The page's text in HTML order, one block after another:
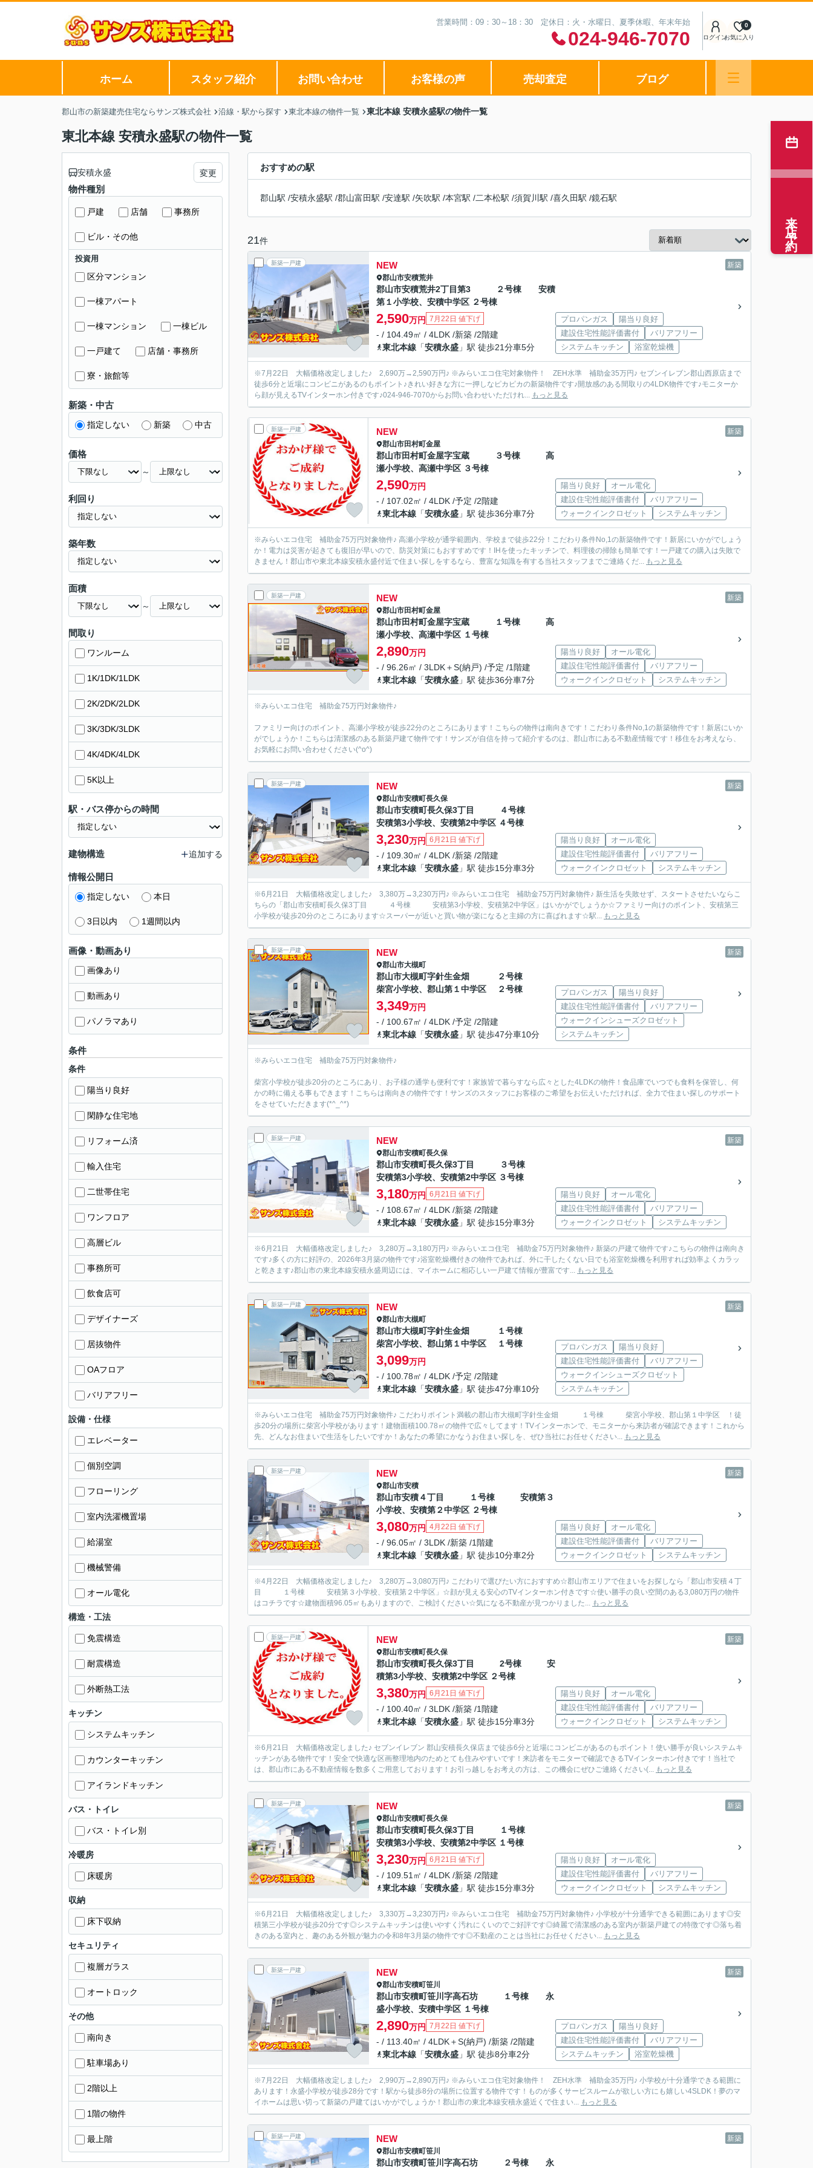
営業時間：09：30～18：30 定休日：火・水曜日、夏季休暇、年末年始
024-946-7070 ログインお気に入り
0
ホーム スタッフ紹介 お問い合わせ お客様の声 売却査定 ブログ
郡山市の新築建売住宅ならサンズ株式会社 沿線・駅から探す 東北本線の物件一覧 東北本線 安積永盛駅の物件一覧
東北本線 安積永盛駅の物件一覧
おすすめの駅
郡山駅 /安積永盛駅 /郡山富田駅 /安達駅 /矢吹駅 /本宮駅 /二本松駅 /須賀川駅 /喜久田駅 /鏡石駅
21件
新築一戸建 新築
NEW
郡山市安積荒井
郡山市安積荒井2丁目第3 ２号棟 安積
第１小学校、安積中学区 ２号棟
2,590万円 7月22日 値下げ
- / 104.49㎡ / 4LDK /新築 /2階建
東北本線 「安積永盛 」駅 徒歩21分車5分
プロパンガス
陽当り良好
建設住宅性能評価書付
バリアフリー
システムキッチン
浴室乾燥機
※7月22日 大幅価格改定しました♪ 2,690万→2,590万円♪ ※みらいエコ住宅対象物件！ ZEH水準 補助金35万円♪ セブンイレブン郡山西原店まで
徒歩6分と近場にコンビニがあるのもポイント♪きれい好きな方に一押しなピカピカの新築物件です♪開放感のある間取りの4LDK物件です♪モニターか
ら顔が見えるTVインターホン付きです♪024-946-7070からお問い合わせいただけれ... もっと見る
新築一戸建 新築
NEW
郡山市田村町金屋
郡山市田村町金屋字宝蔵 ３号棟 高
瀬小学校、高瀬中学区 ３号棟
2,590万円
- / 107.02㎡ / 4LDK /予定 /2階建
東北本線 「安積永盛 」駅 徒歩36分車7分
陽当り良好
オール電化
建設住宅性能評価書付
バリアフリー
ウォークインクロゼット
システムキッチン
※みらいエコ住宅 補助金75万円対象物件♪ 高瀬小学校が通学範囲内、学校まで徒歩22分！こだわり条件No,1の新築物件です！新居にいかがでしょう
か！電力は災害が起きても復旧が早いので、防災対策にもおすすめです！IHを使ったキッチンで、料理後の掃除も簡単です！一戸建ての購入は失敗で
きません！郡山市や東北本線安積永盛付近で住まい探しをするなら、豊富な知識を有する当社スタッフまでご連絡くだ... もっと見る
新築一戸建 新築
NEW
郡山市田村町金屋
郡山市田村町金屋字宝蔵 １号棟 高
瀬小学校、高瀬中学区 １号棟
2,890万円
- / 96.26㎡ / 3LDK＋S(納戸) /予定 /1階建
東北本線 「安積永盛 」駅 徒歩36分車7分
陽当り良好
オール電化
建設住宅性能評価書付
バリアフリー
ウォークインクロゼット
システムキッチン
※みらいエコ住宅 補助金75万円対象物件♪
ファミリー向けのポイント、高瀬小学校が徒歩22分のところにあります！こちらの物件は南向きです！こだわり条件No,1の新築物件です！新居にいか
がでしょうか！こちらは清潔感のある新築戸建て物件です！サンズが自信を持って紹介するのは、郡山市にある不動産情報です！移住をお考えなら、
お気軽にお問い合わせください(^o^)
新築一戸建 新築
NEW
郡山市安積町長久保
郡山市安積町長久保3丁目 ４号棟
安積第3小学校、安積第2中学区 ４号棟
3,230万円 6月21日 値下げ
- / 109.30㎡ / 4LDK /新築 /2階建
東北本線 「安積永盛 」駅 徒歩15分車3分
陽当り良好
オール電化
建設住宅性能評価書付
バリアフリー
ウォークインクロゼット
システムキッチン
※6月21日 大幅価格改定しました♪ 3,380万→3,230万円♪ ※みらいエコ住宅 補助金75万円対象物件♪ 新生活を失敗せず、スタートさせたいならこ
ちらの「郡山市安積町長久保3丁目 ４号棟 安積第3小学校、安積第2中学区」はいかがでしょうか☆ファミリー向けのポイント、安積第三
小学校が徒歩20分のところにあります☆スーパーが近いと買い物が楽になると主婦の方に喜ばれます☆駅... もっと見る
新築一戸建 新築
NEW
郡山市大槻町
郡山市大槻町字針生金畑 ２号棟
柴宮小学校、郡山第１中学区 ２号棟
3,349万円
- / 100.67㎡ / 4LDK /予定 /2階建
東北本線 「安積永盛 」駅 徒歩47分車10分
プロパンガス
陽当り良好
建設住宅性能評価書付
バリアフリー
ウォークインシューズクロゼット
システムキッチン
※みらいエコ住宅 補助金75万円対象物件♪
柴宮小学校が徒歩20分のところにあり、お子様の通学も便利です！家族皆で暮らすなら広々とした4LDKの物件！食品庫でいつでも食料を保管し、何
かの時に備える事もできます！こちらは南向きの物件です！サンズのスタッフにお客様のご希望をお伝えいただければ、全力で住まい探しのサポート
をさせていただきます(*^_^*)
新築一戸建 新築
NEW
郡山市安積町長久保
郡山市安積町長久保3丁目 ３号棟
安積第3小学校、安積第2中学区 ３号棟
3,180万円 6月21日 値下げ
- / 108.67㎡ / 4LDK /新築 /2階建
東北本線 「安積永盛 」駅 徒歩15分車3分
陽当り良好
オール電化
建設住宅性能評価書付
バリアフリー
ウォークインクロゼット
システムキッチン
※6月21日 大幅価格改定しました♪ 3,280万→3,180万円♪ ※みらいエコ住宅 補助金75万円対象物件♪ 新築の戸建て物件です♪こちらの物件は南向き
です♪多くの方に好評の、2026年3月築の物件です♪浴室乾燥機付きの物件であれば、外に干したくない日でも浴室乾燥機を利用すれば効率よくカラッ
と乾きます♪郡山市の東北本線安積永盛周辺には、マイホームに相応しい一戸建て情報が豊富です... もっと見る
新築一戸建 新築
NEW
郡山市大槻町
郡山市大槻町字針生金畑 １号棟
柴宮小学校、郡山第１中学区 １号棟
3,099万円
- / 100.78㎡ / 4LDK /予定 /2階建
東北本線 「安積永盛 」駅 徒歩47分車10分
プロパンガス
陽当り良好
建設住宅性能評価書付
バリアフリー
ウォークインシューズクロゼット
システムキッチン
※みらいエコ住宅 補助金75万円対象物件♪ こだわりポイント満載の郡山市大槻町字針生金畑 １号棟 柴宮小学校、郡山第１中学区 ！徒
歩20分の場所に柴宮小学校があります！建物面積100.78㎡の物件で広々してます！TVインターホンで、モニターから来訪者が確認できます！これから
先、どんなお住まいで生活をしたいですか！あなたの希望にかなうお住まい探しを、ぜひ当社にお任せください... もっと見る
新築一戸建 新築
NEW
郡山市安積
郡山市安積４丁目 １号棟 安積第３
小学校、安積第２中学区 ２号棟
3,080万円 4月22日 値下げ
- / 96.05㎡ / 3LDK /新築 /1階建
東北本線 「安積永盛 」駅 徒歩10分車2分
陽当り良好
オール電化
建設住宅性能評価書付
バリアフリー
ウォークインクロゼット
システムキッチン
※4月22日 大幅価格改定しました♪ 3,280万→3,080万円♪ こだわりで選びたい方におすすめ☆郡山市エリアで住まいをお探しなら「郡山市安積４丁
目 １号棟 安積第３小学校、安積第２中学区」☆顔が見える安心のTVインターホン付きです☆使い勝手の良い空間のある3,080万円の物件
はコチラです☆建物面積96.05㎡もありますので、ご検討ください☆気になる不動産が見つかりました... もっと見る
新築一戸建 新築
NEW
郡山市安積町長久保
郡山市安積町長久保3丁目 2号棟 安
積第3小学校、安積第2中学区 ２号棟
3,380万円 6月21日 値下げ
- / 100.40㎡ / 3LDK /新築 /1階建
東北本線 「安積永盛 」駅 徒歩15分車3分
陽当り良好
オール電化
建設住宅性能評価書付
バリアフリー
ウォークインクロゼット
システムキッチン
※6月21日 大幅価格改定しました♪ セブンイレブン 郡山安積長久保店まで徒歩6分と近場にコンビニがあるのもポイント！使い勝手が良いシステムキ
ッチンがある物件です！安全で快適な区画整理地内のためとても住みやすいです！来訪者をモニターで確認できるTVインターホン付きです！当社で
は、郡山市にある不動産情報を数多くご用意しております！お引っ越しをお考えの方は、この機会にぜひご連絡ください(... もっと見る
新築一戸建 新築
NEW
郡山市安積町長久保
郡山市安積町長久保3丁目 １号棟
安積第3小学校、安積第2中学区 １号棟
3,230万円 6月21日 値下げ
- / 109.51㎡ / 4LDK /新築 /2階建
東北本線 「安積永盛 」駅 徒歩15分車3分
陽当り良好
オール電化
建設住宅性能評価書付
バリアフリー
ウォークインクロゼット
システムキッチン
※6月21日 大幅価格改定しました♪ 3,330万→3,230万円♪ ※みらいエコ住宅 補助金75万円対象物件♪ 小学校が十分通学できる範囲にあります◎安
積第三小学校が徒歩20分です◎システムキッチンは使いやすく汚れにくいのでご好評です◎綺麗で清潔感のある室内が新築戸建ての特徴です◎落ち着
きのある室内と、趣のある外観が魅力の令和8年3月築の物件です◎不動産のことは当社にお任せください... もっと見る
新築一戸建 新築
NEW
郡山市安積町笹川
郡山市安積町笹川字高石坊 １号棟 永
盛小学校、安積中学区 １号棟
2,890万円 7月22日 値下げ
- / 113.40㎡ / 4LDK＋S(納戸) /新築 /2階建
東北本線 「安積永盛 」駅 徒歩8分車2分
プロパンガス
陽当り良好
建設住宅性能評価書付
バリアフリー
システムキッチン
浴室乾燥機
※7月22日 大幅価格改定しました♪ 2,990万→2,890万円♪ ※みらいエコ住宅対象物件！ ZEH水準 補助金35万円♪ 小学校が十分通学できる範囲に
あります！永盛小学校が徒歩28分です！駅から徒歩8分の場所に位置する物件です！ものが多くサービスルームが欲しい方にも嬉しい4SLDK！夢のマ
イホームは思い切って新築の戸建てはいかがでしょうか！郡山市の東北本線安積永盛近くで住まい... もっと見る
新築一戸建 新築
NEW
郡山市安積町笹川
郡山市安積町笹川字高石坊 ２号棟 永
安積永盛 変更
物件種別
戸建 店舗 事務所
ビル・その他
投資用
区分マンション
一棟アパート
一棟マンション 一棟ビル
一戸建て 店舗・事務所
寮・旅館等
新築・中古
指定しない 新築 中古
価格
～
利回り
築年数
面積
～
間取り
ワンルーム
1K/1DK/1LDK
2K/2DK/2LDK
3K/3DK/3LDK
4K/4DK/4LDK
5K以上
駅・バス停からの時間
建物構造 追加する
情報公開日
指定しない 本日
3日以内 1週間以内
画像・動画あり
画像あり
動画あり
パノラマあり
条件
条件
陽当り良好
閑静な住宅地
リフォーム済
輸入住宅
二世帯住宅
ワンフロア
高層ビル
事務所可
飲食店可
デザイナーズ
居抜物件
OAフロア
バリアフリー
設備・仕様
エレベーター
個別空調
フローリング
室内洗濯機置場
給湯室
機械警備
オール電化
構造・工法
免震構造
耐震構造
外断熱工法
キッチン
システムキッチン
カウンターキッチン
アイランドキッチン
バス・トイレ
バス・トイレ別
冷暖房
床暖房
収納
床下収納
セキュリティ
複層ガラス
オートロック
その他
南向き
駐車場あり
2階以上
1階の物件
最上階
来店予約